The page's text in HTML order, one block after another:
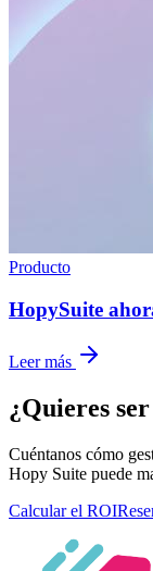
Producto
HopySuite
Leer más
¿Quieres
Cuéntanos cómo
Hopy Suite puede
Calcular el ROI